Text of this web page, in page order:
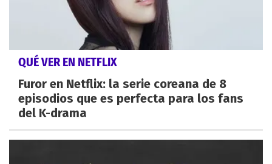
QUÉ VER EN NETFLIX
Furor en Netflix: la serie coreana de 8
episodios que es perfecta para los fans
del K-drama